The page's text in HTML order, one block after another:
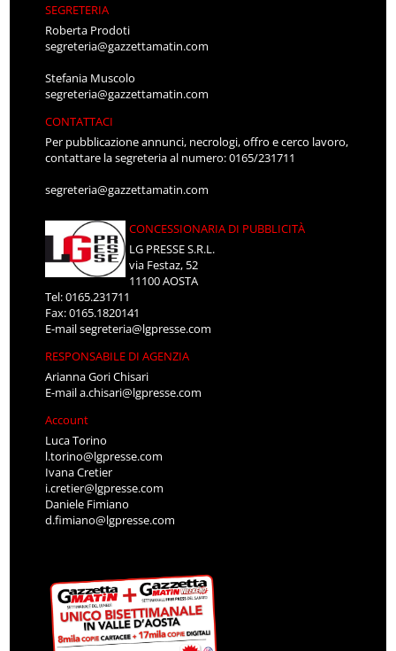
SEGRETERIA
Roberta Prodoti
segreteria@gazzettamatin.com
Stefania Muscolo
segreteria@gazzettamatin.com
CONTATTACI
Per pubblicazione annunci, necrologi, offro e cerco lavoro,
contattare la segreteria al numero: 0165/231711
segreteria@gazzettamatin.com
CONCESSIONARIA DI PUBBLICITÀ
LG PRESSE S.R.L.
via Festaz, 52
11100 AOSTA
Tel: 0165.231711
Fax: 0165.1820141
E-mailsegreteria@lgpresse.com
RESPONSABILE DI AGENZIA
Arianna Gori Chisari
E-maila.chisari@lgpresse.com
Account
Luca Torino
l.torino@lgpresse.com
Ivana Cretier
i.cretier@lgpresse.com
Daniele Fimiano
d.fimiano@lgpresse.com